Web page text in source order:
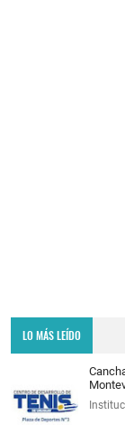
LO MÁS LEÍDO